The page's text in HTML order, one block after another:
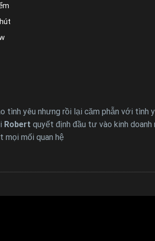
tình yêu nhưng rồi lại căm phẫn với
Robert quyết định đầu tư vào kinh doanh
mọi mối quan hệ